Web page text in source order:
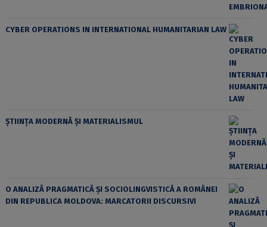
CYBER OPERATIONS IN INTERNATIONAL HUMANITARIAN LAW
ȘTIINȚA MODERNĂ ȘI MATERIALISMUL
O ANALIZĂ PRAGMATICĂ ȘI SOCIOLINGVISTICĂ A ROMÂNEI
DIN REPUBLICA MOLDOVA: MARCATORII DISCURSIVI